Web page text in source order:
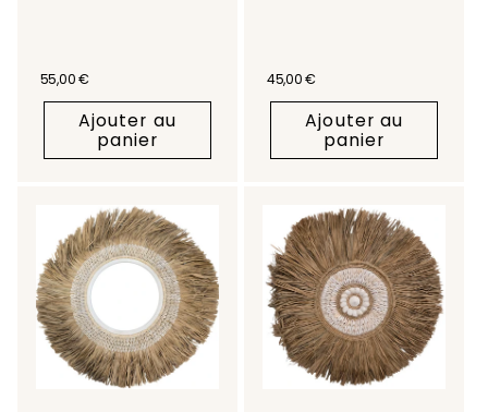
Prix habituel
55,00 €
Ajouter au
panier
Prix habituel
45,00 €
Ajouter au
panier